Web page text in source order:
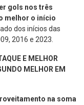
gols nos três
melhor o início
dos inícios das
2016 e 2023.
E MELHOR
MELHOR EM
na soma